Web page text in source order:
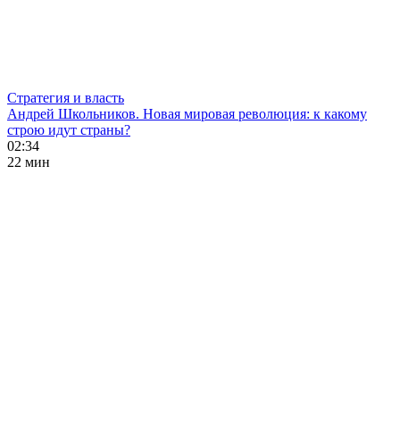
Стратегия и власть
Андрей Школьников. Новая мировая революция: к какому
строю идут страны?
02:34
22 мин